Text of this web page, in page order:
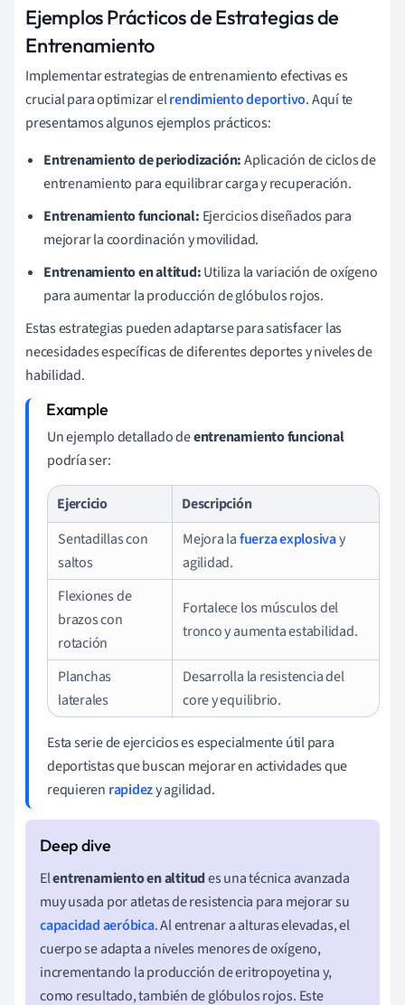
Ejemplos Prácticos de Estrategias de
Entrenamiento
Implementar estrategias de entrenamiento efectivas es
crucial para optimizar elrendimiento deportivo. Aquí te
presentamos algunos ejemplos prácticos:
Entrenamiento de periodización:Aplicación de ciclos de
entrenamiento para equilibrar carga y recuperación.
Entrenamiento funcional: Ejercicios diseñados para
mejorar la coordinación y movilidad.
Entrenamiento en altitud:Utiliza la variación de oxígeno
para aumentar la producción de glóbulos rojos.
Estas estrategias pueden adaptarse para satisfacer las
necesidades específicas de diferentes deportes y niveles de
habilidad.
Un ejemplo detallado deentrenamiento funcional
podría ser:
Ejercicio
Descripción
Sentadillas con
saltos
Mejora lafuerza explosivay
agilidad.
Flexiones de
brazos con
rotación
Fortalece los músculos del
tronco y aumenta estabilidad.
Planchas
laterales
Desarrolla la resistencia del
core y equilibrio.
Esta serie de ejercicios es especialmente útil para
deportistas que buscan mejorar en actividades que
requieren rapidezy agilidad.
Elentrenamiento en altitudes una técnica avanzada
muy usada por atletas de resistencia para mejorar su
capacidad aeróbica. Al entrenar a alturas elevadas, el
cuerpo se adapta a niveles menores de oxígeno,
incrementando la producción de eritropoyetina y,
como resultado, también de glóbulos rojos. Este